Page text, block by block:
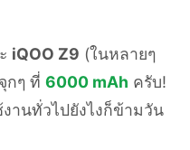
iQOO Z9 (ในหลายๆ
กๆ ที่ 6000 mAh ครับ!
านทั่วไปยังไงก็ข้ามวัน